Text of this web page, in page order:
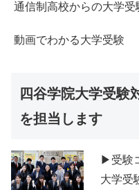
通信制高校からの大学受
動画でわかる大学受験
四谷学院大学受験
を担当します
▶受験
大学受